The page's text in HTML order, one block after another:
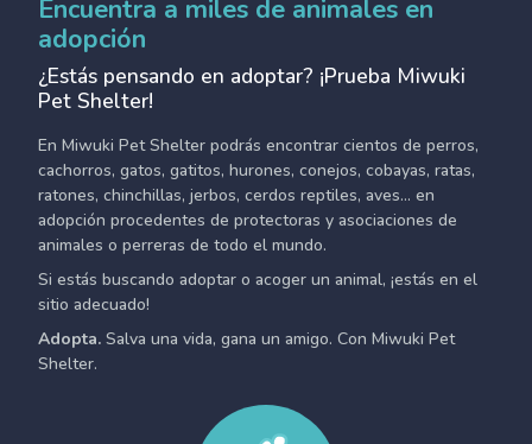
Encuentra a miles de animales en
adopción
¿Estás pensando en adoptar? ¡Prueba Miwuki
Pet Shelter!
En Miwuki Pet Shelter podrás encontrar cientos de perros,
cachorros, gatos, gatitos, hurones, conejos, cobayas, ratas,
ratones, chinchillas, jerbos, cerdos reptiles, aves... en
adopción procedentes de protectoras y asociaciones de
animales o perreras de todo el mundo.
Si estás buscando adoptar o acoger un animal, ¡estás en el
sitio adecuado!
Adopta. Salva una vida, gana un amigo. Con Miwuki Pet
Shelter.